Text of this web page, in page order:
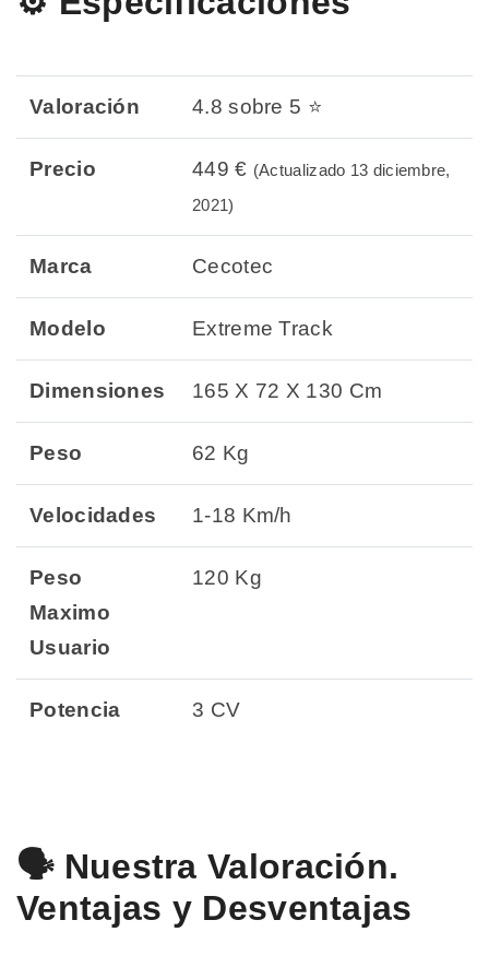
Valoración 4.8 sobre 5 ⭐
Precio 449 € (Actualizado 13 diciembre,
2021)
Marca Cecotec
Modelo Extreme Track
Dimensiones 165 X 72 X 130 Cm
Peso 62 Kg
Velocidades 1-18 Km/h
Peso
Maximo
Usuario
120 Kg
Potencia 3 CV
🗣️ Nuestra Valoración.
Ventajas y Desventajas